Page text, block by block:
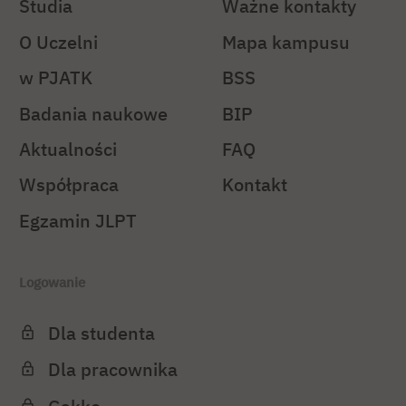
Studia
O Uczelni
w PJATK
Badania naukowe
Aktualności
Współpraca
Egzamin JLPT
Ważne kontakty
Mapa kampusu
BSS
BIP
FAQ
Kontakt
Logowanie
Dla studenta
Dla pracownika